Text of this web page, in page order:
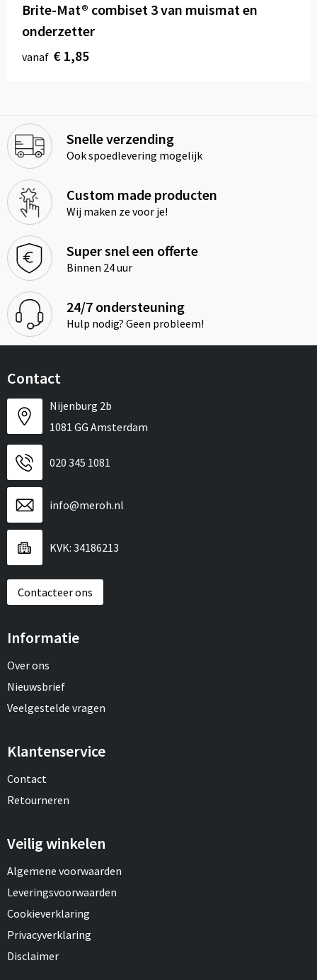
Brite-Mat® combiset 3 van muismat en
onderzetter
vanaf € 1,85
Snelle verzending
Ook spoedlevering mogelijk
Custom made producten
Wij maken ze voor je!
Super snel een offerte
Binnen 24 uur
24/7 ondersteuning
Hulp nodig? Geen probleem!
Contact
Nijenburg 2b
1081 GG Amsterdam
020 345 1081
info@meroh.nl
KVK: 34186213
Contacteer ons
Informatie
Over ons
Nieuwsbrief
Veelgestelde vragen
Klantenservice
Contact
Retourneren
Veilig winkelen
Algemene voorwaarden
Leveringsvoorwaarden
Cookieverklaring
Privacyverklaring
Disclaimer